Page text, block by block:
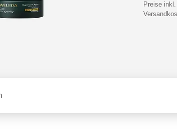
Preise